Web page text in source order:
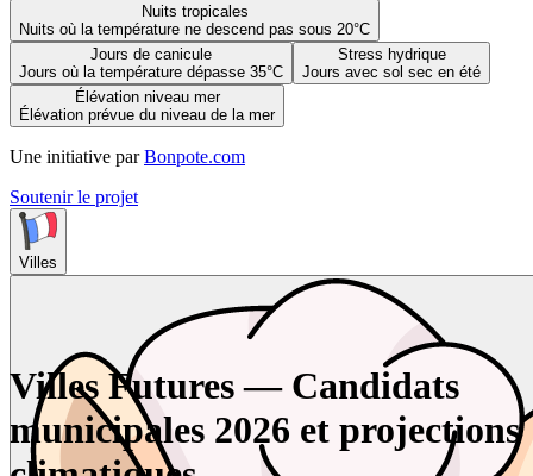
Nuits tropicales
Nuits où la température ne descend pas sous 20°C
Jours de canicule
Jours où la température dépasse 35°C
Stress hydrique
Jours avec sol sec en été
Élévation niveau mer
Élévation prévue du niveau de la mer
Une initiative par Bonpote.com
Soutenir le projet
Villes
Villes Futures — Candidats
municipales 2026 et projections